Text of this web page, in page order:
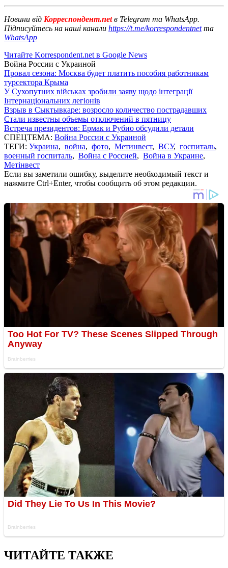
Новини від Корреспондент.netв Telegram та WhatsApp.
Підписуйтесь на наші канали https://t.me/korrespondentnetта
WhatsApp
Читайте Korrespondent.net в Google News
Война России с Украиной
Провал сезона: Москва будет платить пособия работникам
турсектора Крыма
У Сухопутних військах зробили заяву щодо інтеграції
Інтернаціональних легіонів
Взрыв в Сыктывкаре: возросло количество пострадавших
Стали известны объемы отключений в пятницу
Встреча президентов: Ермак и Рубио обсудили детали
СПЕЦТЕМА: Война России с Украиной
ТЕГИ: Украина, война, фото, Метинвест, ВСУ, госпиталь,
военный госпиталь, Война с Россией, Война в Украине,
Метінвест
Если вы заметили ошибку, выделите необходимый текст и
нажмите Ctrl+Enter, чтобы сообщить об этом редакции.
ЧИТАЙТЕ ТАКЖЕ